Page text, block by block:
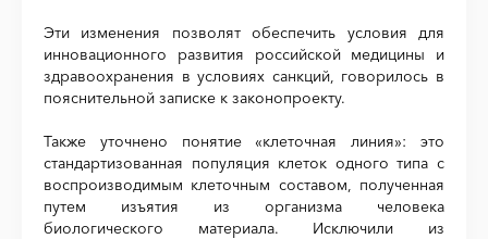
Эти изменения позволят обеспечить условия для
инновационного развития российской медицины и
здравоохранения в условиях санкций, говорилось в
пояснительной записке к законопроекту.
Также уточнено понятие «клеточная линия»: это
стандартизованная популяция клеток одного типа с
воспроизводимым клеточным составом, полученная
путем изъятия из организма человека
биологического материала. Исключили из